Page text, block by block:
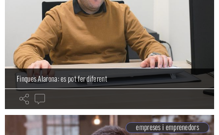
Finques Alarona: es pot fer diferent
empreses i emprenedors